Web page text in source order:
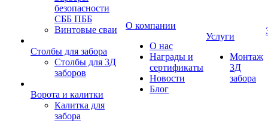
безопасности
СББ ПББ
Винтовые сваи
Столбы для забора
Столбы для 3Д
заборов
Ворота и калитки
Калитка для
забора
О компании
О нас
Награды и
сертификаты
Новости
Блог
Услуги
Монтаж
3Д
забора